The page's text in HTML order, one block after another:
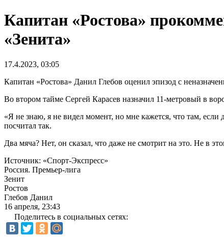
Капитан «Ростова»
«Зенита»
17.4.2023, 03:05
Капитан «Ростова» Данил Глебов оценил эпизод с
Во втором тайме Сергей Карасев назначил 11-метровый в
«Я не знаю, я не видел момент, но мне кажется, что там,
посчитал так.
Два мяча? Нет, он сказал, что даже не смотрит на это. Не в
Источник: «Спорт-Экспресс»
Россия. Премьер-лига
Зенит
Ростов
Глебов Данил
16 апреля, 23:43
Поделитесь в социальных сетях: